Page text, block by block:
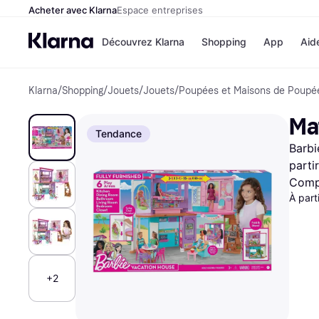
Acheter avec KlarnaEspace entreprises
Découvrez Klarna
Options de
Payer maintenant
Paiement en 3 fois
Paiement à 30 jours
Klarna sur Apple Pay
Shopping
Magasins
Airbnb
Temu
JD Sports
Voir tous les
App
Klarna/Shopping/Jouets/Jouets/Poupées et Maisons de
Tendance
+2
À